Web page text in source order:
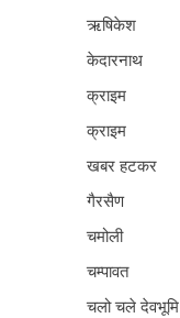
ऋषिकेश
केदारनाथ
क्राइम
क्राइम
खबर हटकर
गैरसैण
चमोली
चम्पावत
चलो चले देवभूमि